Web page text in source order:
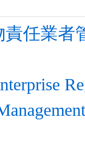
責任業者